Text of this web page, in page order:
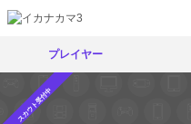
プレイヤー
スカウト受付中